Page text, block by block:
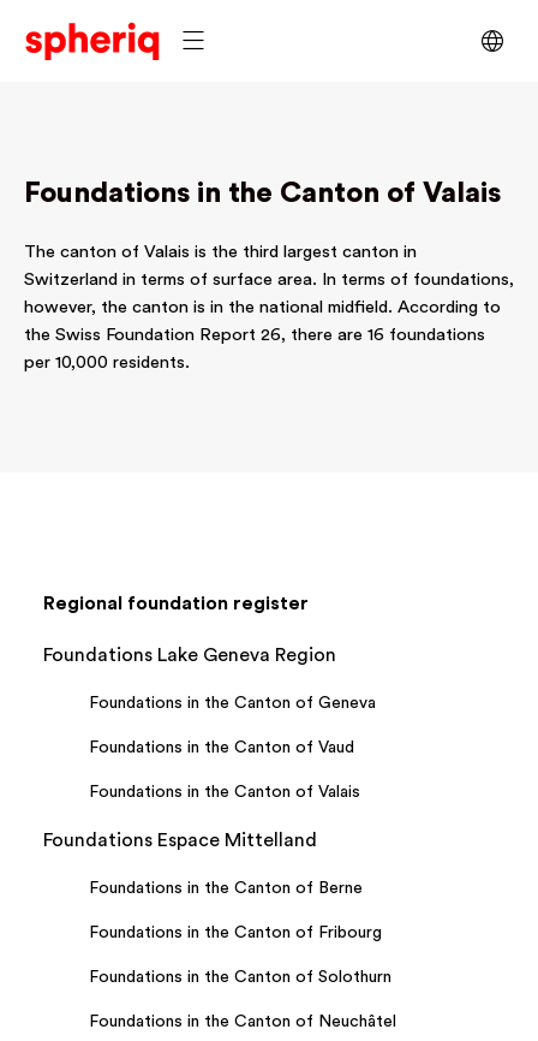
Foundations in the Canton of Valais
The canton of Valais is the third largest canton in
Switzerland in terms of surface area. In terms of foundations,
however, the canton is in the national midfield. According to
the Swiss Foundation Report 26, there are 16 foundations
per 10,000 residents.
Regional foundation register
Foundations Lake Geneva Region
Foundations in the Canton of Geneva
Foundations in the Canton of Vaud
Foundations in the Canton of Valais
Foundations Espace Mittelland
Foundations in the Canton of Berne
Foundations in the Canton of Fribourg
Foundations in the Canton of Solothurn
Foundations in the Canton of Neuchâtel